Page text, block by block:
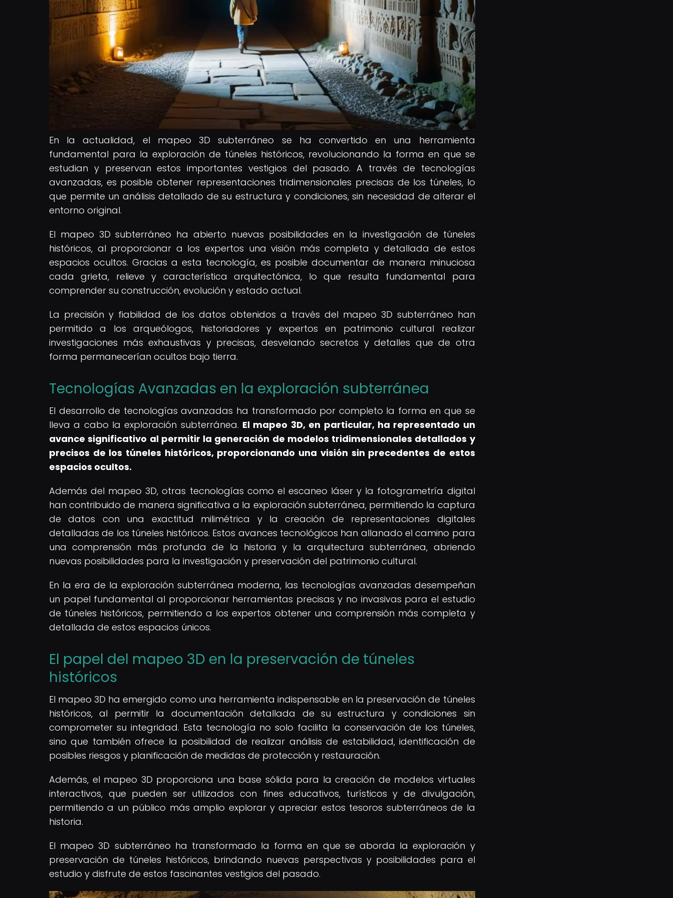
En la actualidad, el mapeo 3D subterráneo se ha convertido en una herramienta
fundamental para la exploración de túneles históricos, revolucionando la forma en que se
estudian y preservan estos importantes vestigios del pasado. A través de tecnologías
avanzadas, es posible obtener representaciones tridimensionales precisas de los túneles, lo
que permite un análisis detallado de su estructura y condiciones, sin necesidad de alterar el
entorno original.
El mapeo 3D subterráneo ha abierto nuevas posibilidades en la investigación de túneles
históricos, al proporcionar a los expertos una visión más completa y detallada de estos
espacios ocultos. Gracias a esta tecnología, es posible documentar de manera minuciosa
cada grieta, relieve y característica arquitectónica, lo que resulta fundamental para
comprender su construcción, evolución y estado actual.
La precisión y fiabilidad de los datos obtenidos a través del mapeo 3D subterráneo han
permitido a los arqueólogos, historiadores y expertos en patrimonio cultural realizar
investigaciones más exhaustivas y precisas, desvelando secretos y detalles que de otra
forma permanecerían ocultos bajo tierra.
Tecnologías Avanzadas en la exploración subterránea
El desarrollo de tecnologías avanzadas ha transformado por completo la forma en que se
lleva a cabo la exploración subterránea. El mapeo 3D, en particular, ha representado un
avance significativo al permitir la generación de modelos tridimensionales detallados y
precisos de los túneles históricos, proporcionando una visión sin precedentes de estos
espacios ocultos.
Además del mapeo 3D, otras tecnologías como el escaneo láser y la fotogrametría digital
han contribuido de manera significativa a la exploración subterránea, permitiendo la captura
de datos con una exactitud milimétrica y la creación de representaciones digitales
detalladas de los túneles históricos. Estos avances tecnológicos han allanado el camino para
una comprensión más profunda de la historia y la arquitectura subterránea, abriendo
nuevas posibilidades para la investigación y preservación del patrimonio cultural.
En la era de la exploración subterránea moderna, las tecnologías avanzadas desempeñan
un papel fundamental al proporcionar herramientas precisas y no invasivas para el estudio
de túneles históricos, permitiendo a los expertos obtener una comprensión más completa y
detallada de estos espacios únicos.
El papel del mapeo 3D en la preservación de túneles
históricos
El mapeo 3D ha emergido como una herramienta indispensable en la preservación de túneles
históricos, al permitir la documentación detallada de su estructura y condiciones sin
comprometer su integridad. Esta tecnología no solo facilita la conservación de los túneles,
sino que también ofrece la posibilidad de realizar análisis de estabilidad, identificación de
posibles riesgos y planificación de medidas de protección y restauración.
Además, el mapeo 3D proporciona una base sólida para la creación de modelos virtuales
interactivos, que pueden ser utilizados con fines educativos, turísticos y de divulgación,
permitiendo a un público más amplio explorar y apreciar estos tesoros subterráneos de la
historia.
El mapeo 3D subterráneo ha transformado la forma en que se aborda la exploración y
preservación de túneles históricos, brindando nuevas perspectivas y posibilidades para el
estudio y disfrute de estos fascinantes vestigios del pasado.